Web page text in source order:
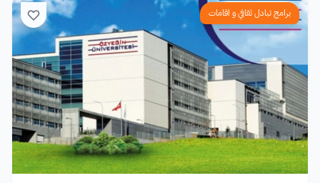
برامج تبادل ثقافي و اقامات